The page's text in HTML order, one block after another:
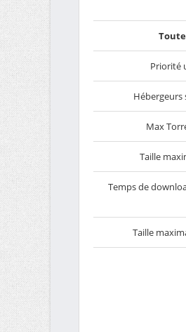
Priorité
Hébergeurs
Max
Taille
Temps de
Taille